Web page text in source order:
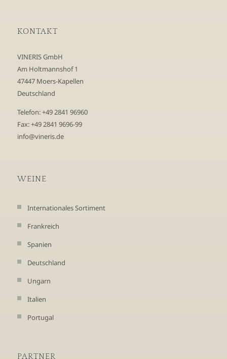
KONTAKT
VINERIS GmbH
Am Holtmannshof 1
47447 Moers-Kapellen
Deutschland
Telefon: +49 2841 96960
Fax: +49 2841 9696-99
info@vineris.de
WEINE
Internationales Sortiment
Frankreich
Spanien
Deutschland
Ungarn
Italien
Portugal
PARTNER